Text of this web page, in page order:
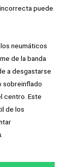
puede
neumáticos
de la banda
a desgastarse
sobreinflado
centro. Este
de los